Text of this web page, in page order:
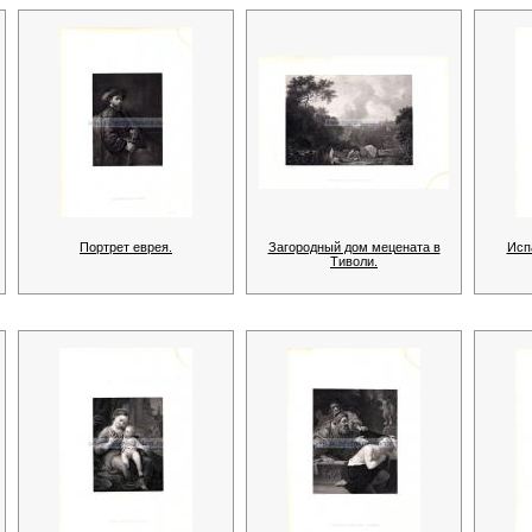
Портрет еврея.
Загородный дом мецената в
Тиволи.